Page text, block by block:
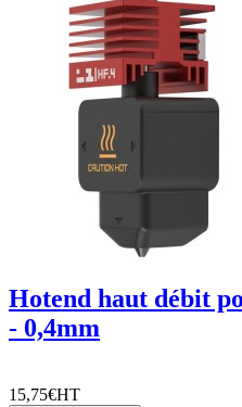
Hotend haut débit
- 0,4mm
15,75€HT